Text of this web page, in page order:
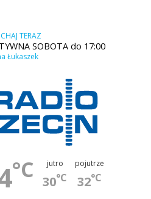
TERAZ
SOBOTA do 17:00
Łukaszek
°C jutro
30°C
pojutrze
32°C